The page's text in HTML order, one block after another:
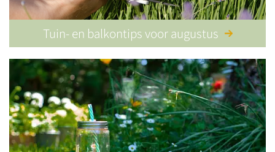
Tuin- en balkontips voor augustus